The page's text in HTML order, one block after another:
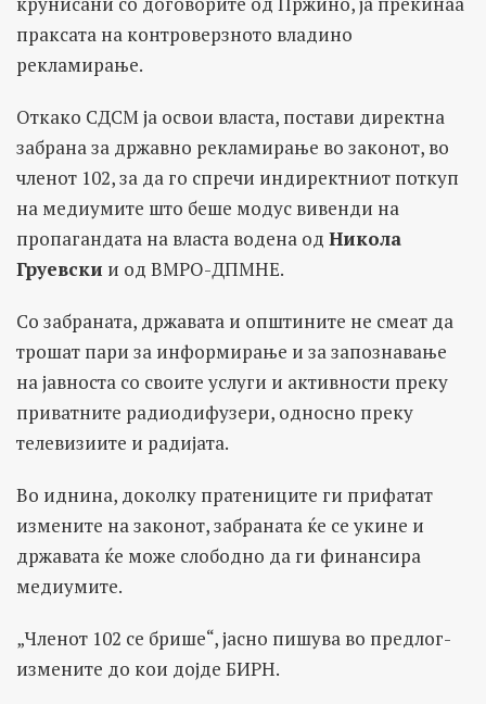
праксата на контроверзното владино
рекламирање.
Откако СДСМ ја освои власта, постави директна
забрана за државно рекламирање во законот, во
членот 102, за да го спречи индиректниот поткуп
на медиумите што беше модус вивенди на
пропагандата на власта водена од Никола
Груевски и од ВМРО-ДПМНЕ.
Со забраната, државата и општините не смеат да
трошат пари за информирање и за запознавање
на јавноста со своите услуги и активности преку
приватните радиодифузери, односно преку
телевизиите и радијата.
Во иднина, доколку пратениците ги прифатат
измените на законот, забраната ќе се укине и
државата ќе може слободно да ги финансира
медиумите.
„Членот 102 се брише“, јасно пишува во предлог-
измените до кои дојде БИРН.